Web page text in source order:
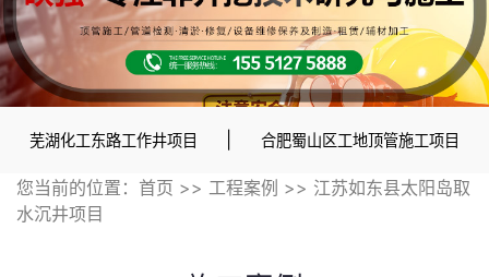
芜湖化工东路工作井项目 合肥蜀山区工地顶管施工项目
您当前的位置： 首页 >> 工程案例 >> 江苏如东县太阳岛取
水沉井项目